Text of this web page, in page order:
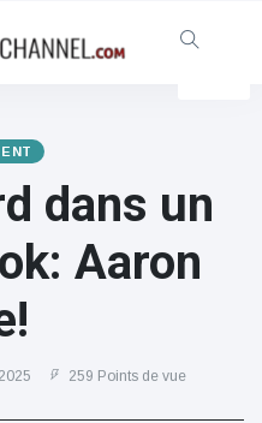
dans un
Aaron
259 Points de vue